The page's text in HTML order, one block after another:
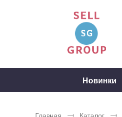
Новинки